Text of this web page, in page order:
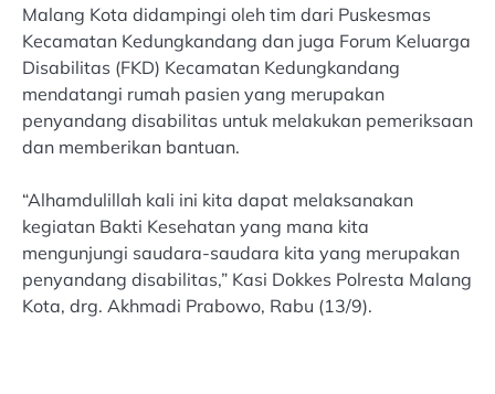
Malang Kota didampingi oleh tim dari Puskesmas
Kecamatan Kedungkandang dan juga Forum Keluarga
Disabilitas (FKD) Kecamatan Kedungkandang
mendatangi rumah pasien yang merupakan
penyandang disabilitas untuk melakukan pemeriksaan
dan memberikan bantuan.
“Alhamdulillah kali ini kita dapat melaksanakan
kegiatan Bakti Kesehatan yang mana kita
mengunjungi saudara-saudara kita yang merupakan
penyandang disabilitas,” Kasi Dokkes Polresta Malang
Kota, drg. Akhmadi Prabowo, Rabu (13/9).